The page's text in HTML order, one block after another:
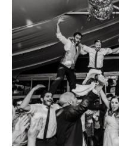
Inicio
Historias
Bodas
Civil
Prebodas
Otras historias
Contacto